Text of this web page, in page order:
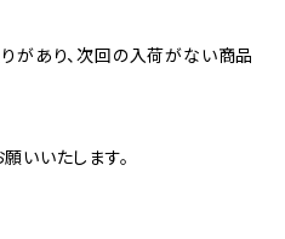
があり、次回の入荷がない商品
いいたします。